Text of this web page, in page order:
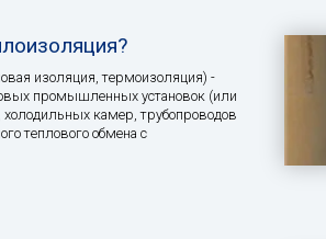
изоляция, термоизоляция) -
промышленных установок (или
холодильных камер, трубопроводов
теплового обмена с